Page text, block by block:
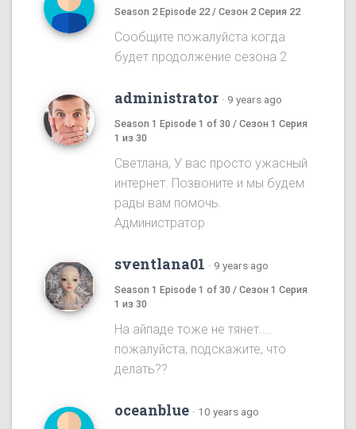
Season 2 Episode 22 / Сезон 2 Серия 22
Сообщите пожалуйста когда
будет продолжение сезона 2
administrator · 9 years ago
Season 1 Episode 1 of 30 / Сезон 1 Серия
1 из 30
Светлана, У вас просто ужасный
интернет. Позвоните и мы будем
рады вам помочь.
Администратор
sventlana01 · 9 years ago
Season 1 Episode 1 of 30 / Сезон 1 Серия
1 из 30
На айпаде тоже не тянет....
пожалуйста, подскажите, что
делать??
oceanblue · 10 years ago